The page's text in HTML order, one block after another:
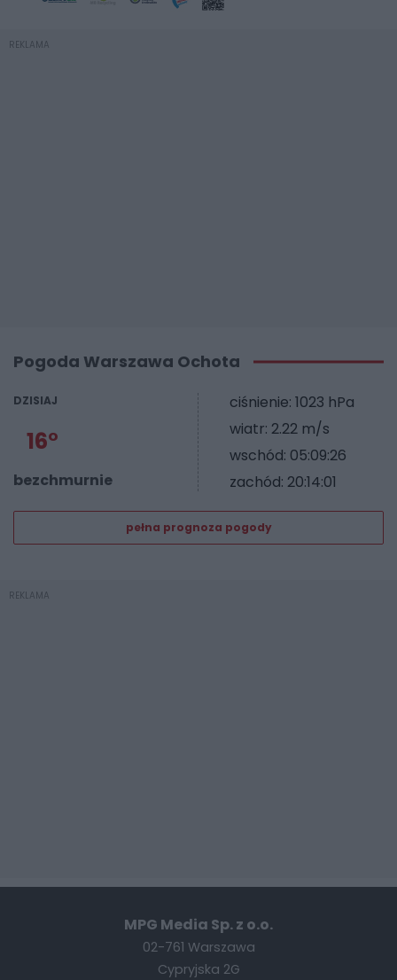
REKLAMA
Pogoda Warszawa Ochota
DZISIAJ
16°
bezchmurnie
ciśnienie: 1023 hPa
wiatr: 2.22 m/s
wschód: 05:09:26
zachód: 20:14:01
pełna prognoza pogody
REKLAMA
MPG Media Sp. z o.o.
02-761 Warszawa
Cypryjska 2G